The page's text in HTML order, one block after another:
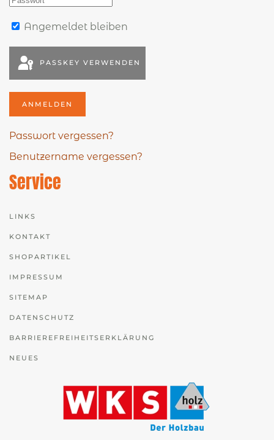
Angemeldet bleiben
PASSKEY VERWENDEN
ANMELDEN
Passwort vergessen?
Benutzername vergessen?
Service
LINKS
KONTAKT
SHOPARTIKEL
IMPRESSUM
SITEMAP
DATENSCHUTZ
BARRIEREFREIHEITSERKLÄRUNG
NEUES